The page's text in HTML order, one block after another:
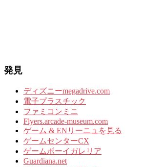
発見
ディズニーmegadrive.com
電子プラスチック
ファミコンミニ
Flyers.arcade-museum.com
ゲーム & ENリーニュを見る
ゲームセンターCX
ゲームボーイガレリア
Guardiana.net